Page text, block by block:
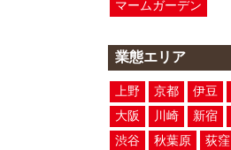
マームガーデン
業態エリア
上野 京都 伊豆
大阪
川崎 新宿
渋谷
秋葉原 荻窪